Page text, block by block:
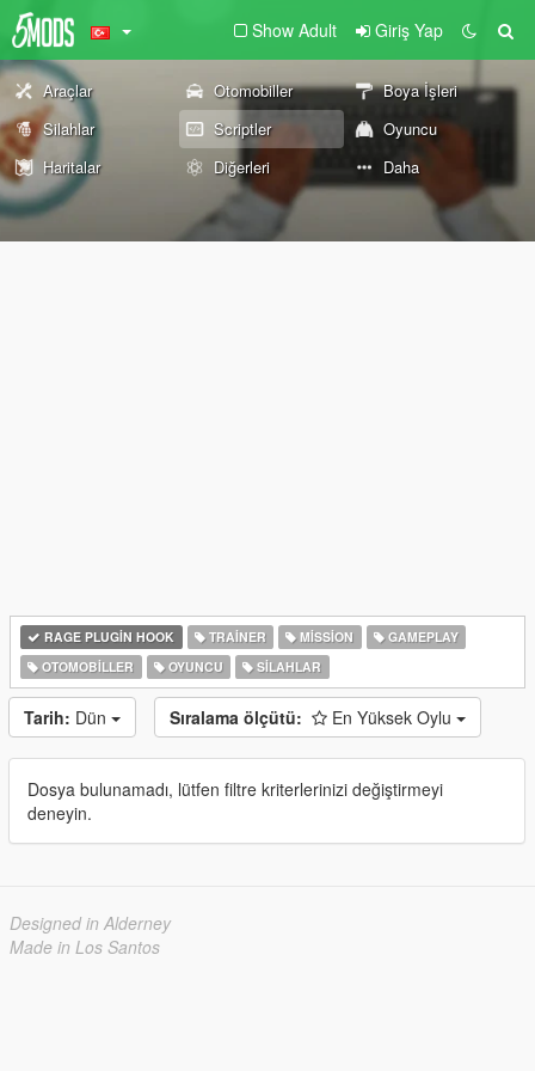
Show Adult Giriş Yap
Araçlar Otomobiller
Boya İşleri
Silahlar
Scriptler
Oyuncu
Haritalar
Diğerleri Daha
RAGE PLUGIN HOOK TRAINER MISSION
GAMEPLAY
OTOMOBILLER
OYUNCU SILAHLAR
Tarih: Dün Sıralama ölçütü: En Yüksek Oylu
Dosya bulunamadı, lütfen filtre kriterlerinizi değiştirmeyi
deneyin.
Designed in Alderney
Made in Los Santos